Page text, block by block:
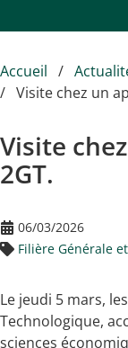
Accueil
Visite chez un
Visite
2GT.
06/03/2026
Filière Générale
Le jeudi 5 mars,
Technologique,
sciences